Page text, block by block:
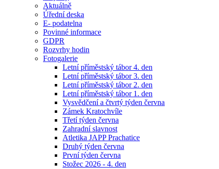
Aktuálně
Úřední deska
E- podatelna
Povinné informace
GDPR
Rozvrhy hodin
Fotogalerie
Letní příměstský tábor 4. den
Letní příměstský tábor 3. den
Letní příměstský tábor 2. den
Letní příměstský tábor 1. den
Vysvědčení a čtvrtý týden června
Zámek Kratochvíle
Třetí týden června
Zahradní slavnost
Atletika JAPP Prachatice
Druhý týden června
První týden června
Stožec 2026 - 4. den